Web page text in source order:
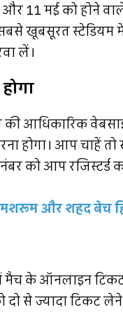
11 मई को होने
खूबसूरत स्टेडियम
लें।
आधिकारिक
होगा। आप चाहें
को आप रजिस्टर्ड
और शहद बेच
मैच के ऑनलाइन
से ज्यादा टिकट लेने